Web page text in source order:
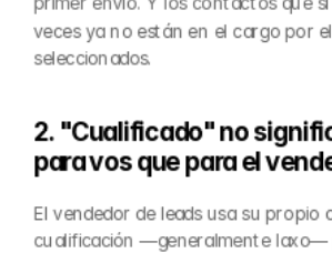
veces ya no están en el cargo por
seleccionados.
2. "Cualificado" no
para vos que para el
El vendedor de leads usa su propio
cualificación —generalmente laxo—